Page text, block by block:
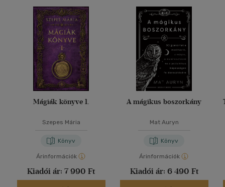
Mágiák könyve 1.
Szepes Mária
Könyv
Árinformációk
Kiadói ár: 7 990 Ft
A mágikus boszorkány
Mat Auryn
Könyv
Árinformációk
Kiadói ár: 6 490 Ft